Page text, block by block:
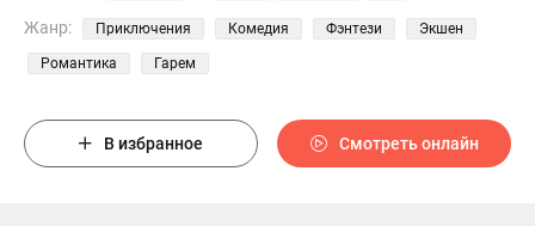
Жанр:
Приключения Комедия Фэнтези Экшен
Романтика Гарем
В избранное Смотреть онлайн